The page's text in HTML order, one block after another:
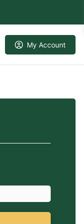
My Account
Kusen Pintu Jati